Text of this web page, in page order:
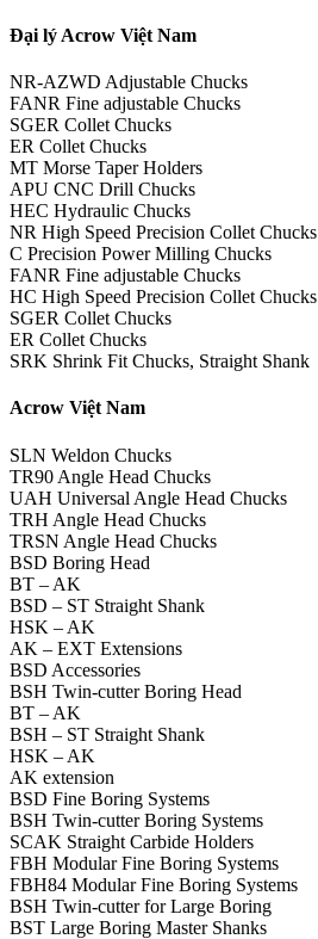
Đại lý Acrow Việt Nam
NR-AZWD Adjustable Chucks
FANR Fine adjustable Chucks
SGER Collet Chucks
ER Collet Chucks
MT Morse Taper Holders
APU CNC Drill Chucks
HEC Hydraulic Chucks
NR High Speed Precision Collet Chucks
C Precision Power Milling Chucks
FANR Fine adjustable Chucks
HC High Speed Precision Collet Chucks
SGER Collet Chucks
ER Collet Chucks
SRK Shrink Fit Chucks, Straight Shank
Acrow Việt Nam
SLN Weldon Chucks
TR90 Angle Head Chucks
UAH Universal Angle Head Chucks
TRH Angle Head Chucks
TRSN Angle Head Chucks
BSD Boring Head
BT – AK
BSD – ST Straight Shank
HSK – AK
AK – EXT Extensions
BSD Accessories
BSH Twin-cutter Boring Head
BT – AK
BSH – ST Straight Shank
HSK – AK
AK extension
BSD Fine Boring Systems
BSH Twin-cutter Boring Systems
SCAK Straight Carbide Holders
FBH Modular Fine Boring Systems
FBH84 Modular Fine Boring Systems
BSH Twin-cutter for Large Boring
BST Large Boring Master Shanks